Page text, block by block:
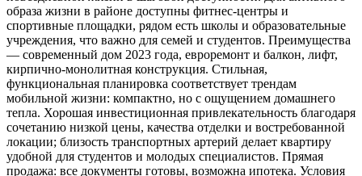
образа жизни в районе доступны фитнес-центры и
спортивные площадки, рядом есть школы и образовательные
учреждения, что важно для семей и студентов. Преимущества
— современный дом 2023 года, евроремонт и балкон, лифт,
кирпично-монолитная конструкция. Стильная,
функциональная планировка соответствует трендам
мобильной жизни: компактно, но с ощущением домашнего
тепла. Хорошая инвестиционная привлекательность благодаря
сочетанию низкой цены, качества отделки и востребованной
локации; близость транспортных артерий делает квартиру
удобной для студентов и молодых специалистов. Прямая
продажа: все документы готовы, возможна ипотека. Условия